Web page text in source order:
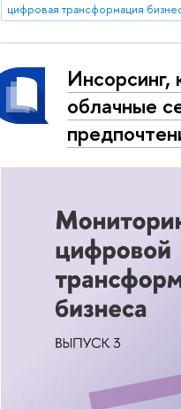
цифровая трансформация
облачные